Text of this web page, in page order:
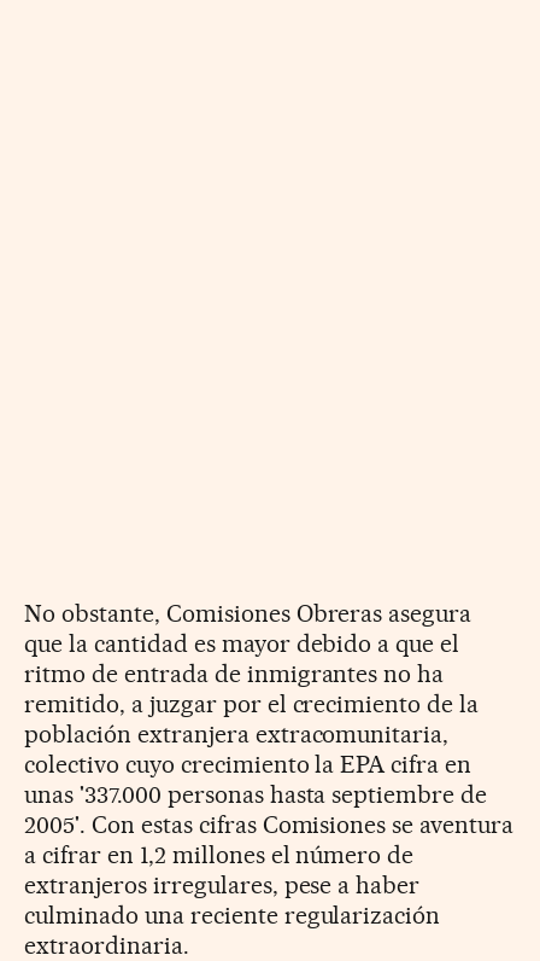
No obstante, Comisiones Obreras asegura
que la cantidad es mayor debido a que el
ritmo de entrada de inmigrantes no ha
remitido, a juzgar por el crecimiento de la
población extranjera extracomunitaria,
colectivo cuyo crecimiento la EPA cifra en
unas '337.000 personas hasta septiembre de
2005'. Con estas cifras Comisiones se aventura
a cifrar en 1,2 millones el número de
extranjeros irregulares, pese a haber
culminado una reciente regularización
extraordinaria.